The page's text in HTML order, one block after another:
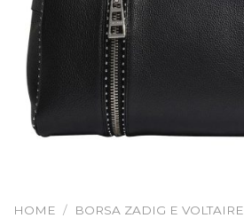
HOME / BORSA ZADIG E VOLTAIRE